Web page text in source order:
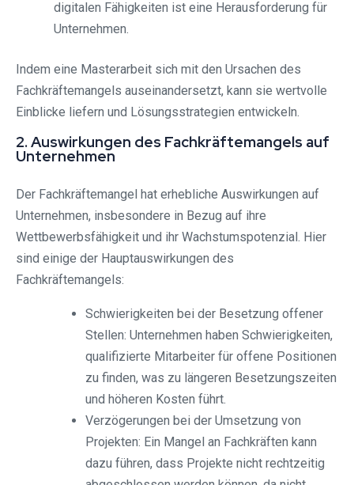
digitalen Fähigkeiten ist eine Herausforderung für
Unternehmen.
Indem eine Masterarbeit sich mit den Ursachen des
Fachkräftemangels auseinandersetzt, kann sie wertvolle
Einblicke liefern und Lösungsstrategien entwickeln.
2. Auswirkungen des Fachkräftemangels auf
Unternehmen
Der Fachkräftemangel hat erhebliche Auswirkungen auf
Unternehmen, insbesondere in Bezug auf ihre
Wettbewerbsfähigkeit und ihr Wachstumspotenzial. Hier
sind einige der Hauptauswirkungen des
Fachkräftemangels:
Schwierigkeiten bei der Besetzung offener
Stellen: Unternehmen haben Schwierigkeiten,
qualifizierte Mitarbeiter für offene Positionen
zu finden, was zu längeren Besetzungszeiten
und höheren Kosten führt.
Verzögerungen bei der Umsetzung von
Projekten: Ein Mangel an Fachkräften kann
dazu führen, dass Projekte nicht rechtzeitig